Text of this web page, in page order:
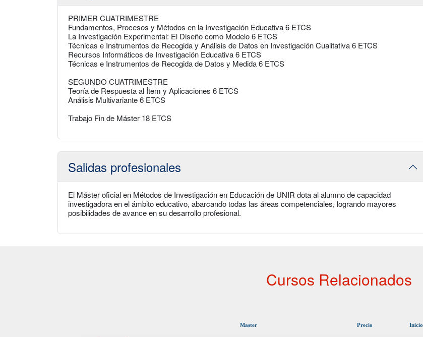
PRIMER CUATRIMESTRE
Fundamentos, Procesos y Métodos en la Investigación Educativa 6 ETCS
La Investigación Experimental: El Diseño como Modelo 6 ETCS
Técnicas e Instrumentos de Recogida y Análisis de Datos en Investigación Cualitativa 6 ETCS
Recursos Informáticos de Investigación Educativa 6 ETCS
Técnicas e Instrumentos de Recogida de Datos y Medida 6 ETCS
SEGUNDO CUATRIMESTRE
Teoría de Respuesta al Ítem y Aplicaciones 6 ETCS
Análisis Multivariante 6 ETCS
Trabajo Fin de Máster 18 ETCS
Salidas profesionales
El Máster oficial en Métodos de Investigación en Educación de UNIR dota al alumno de capacidad
investigadora en el ámbito educativo, abarcando todas las áreas competenciales, logrando mayores
posibilidades de avance en su desarrollo profesional.
Cursos Relacionados
Master Precio Inicio